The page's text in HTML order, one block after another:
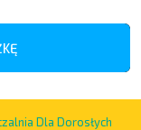
Wydarzenia
Kontakt
Dla Dorosłych